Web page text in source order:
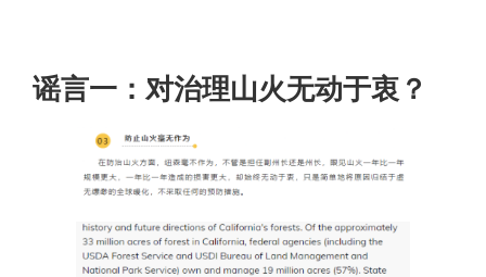
谣言一：对治理山火无动于衷？